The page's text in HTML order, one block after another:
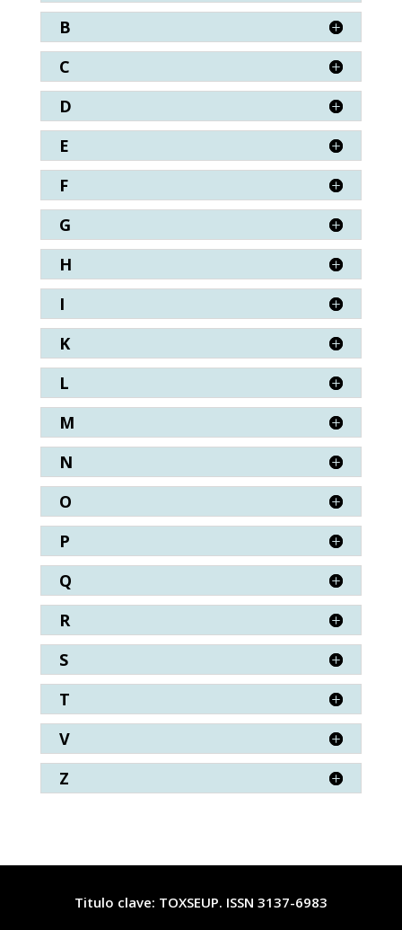
B
C
D
E
F
G
H
I
K
L
M
N
O
P
Q
R
S
T
V
Z
Titulo clave: TOXSEUP. ISSN 3137-6983